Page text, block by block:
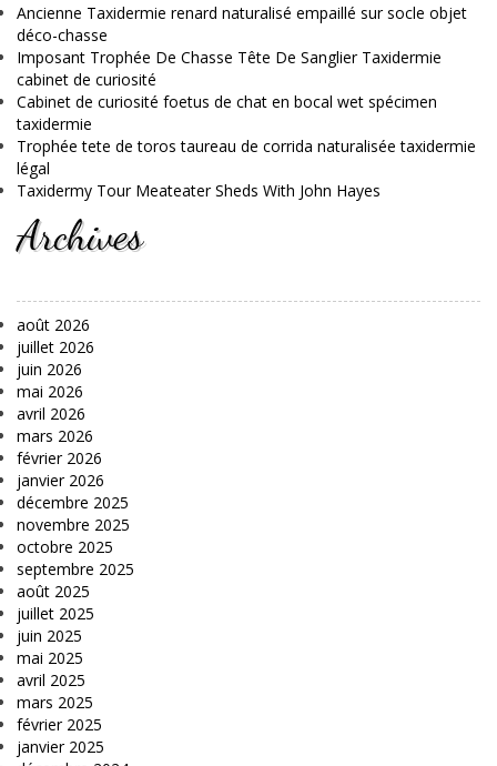
Ancienne Taxidermie renard naturalisé empaillé sur socle objet
déco-chasse
Imposant Trophée De Chasse Tête De Sanglier Taxidermie
cabinet de curiosité
Cabinet de curiosité foetus de chat en bocal wet spécimen
taxidermie
Trophée tete de toros taureau de corrida naturalisée taxidermie
légal
Taxidermy Tour Meateater Sheds With John Hayes
Archives
août 2026
juillet 2026
juin 2026
mai 2026
avril 2026
mars 2026
février 2026
janvier 2026
décembre 2025
novembre 2025
octobre 2025
septembre 2025
août 2025
juillet 2025
juin 2025
mai 2025
avril 2025
mars 2025
février 2025
janvier 2025